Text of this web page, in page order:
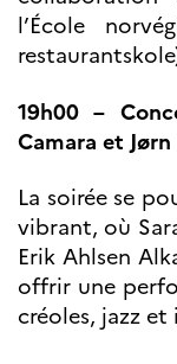
l’École
19h00 –
Camara et
La soirée se
vibrant, où
Erik Ahlsen
offrir une
créoles, jazz